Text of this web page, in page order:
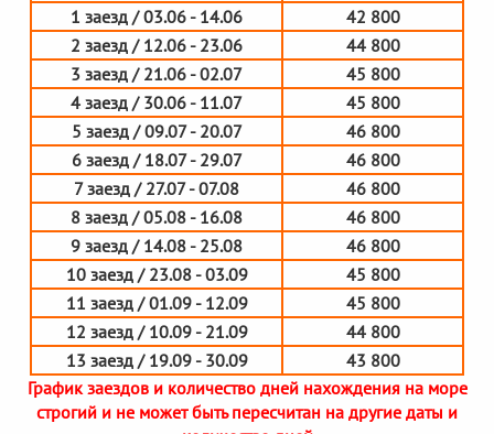
1 заезд / 03.06 - 14.06
42 800
2 заезд / 12.06 - 23.06
44 800
3 заезд / 21.06 - 02.07
45 800
4 заезд / 30.06 - 11.07
45 800
5 заезд / 09.07 - 20.07
46 800
6 заезд / 18.07 - 29.07
46 800
7 заезд / 27.07 - 07.08
46 800
8 заезд / 05.08 - 16.08
46 800
9 заезд / 14.08 - 25.08
46 800
10 заезд / 23.08 - 03.09
45 800
11 заезд / 01.09 - 12.09
45 800
12 заезд / 10.09 - 21.09
44 800
13 заезд / 19.09 - 30.09
43 800
График заездов и количество дней нахождения на море
строгий и не может быть пересчитан на другие даты и